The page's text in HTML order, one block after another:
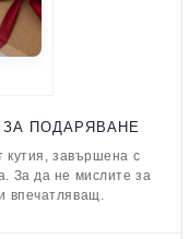
ПОДАРЯВАНЕ
кутия, завършена с
За да не мислите за
впечатляващ.